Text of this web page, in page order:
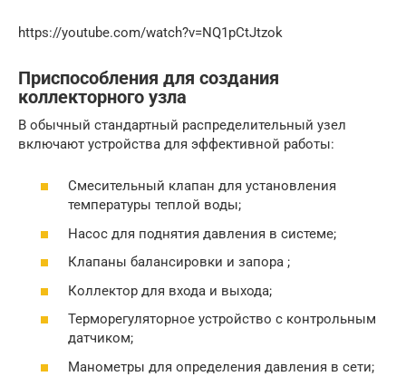
https://youtube.com/watch?v=NQ1pCtJtzok
Приспособления для создания
коллекторного узла
В обычный стандартный распределительный узел
включают устройства для эффективной работы:
Смесительный клапан для установления
температуры теплой воды;
Насос для поднятия давления в системе;
Клапаны балансировки и запора ;
Коллектор для входа и выхода;
Терморегуляторное устройство с контрольным
датчиком;
Манометры для определения давления в сети;